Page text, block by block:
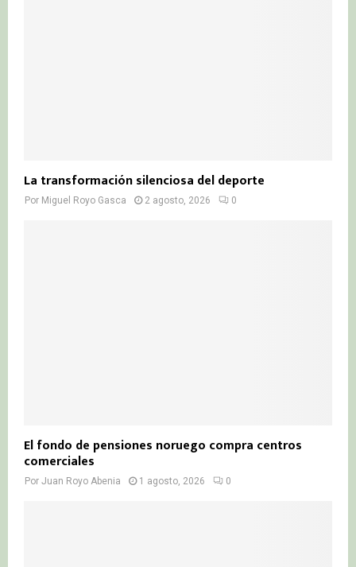
La transformación silenciosa del deporte
Por Miguel Royo Gasca 2 agosto, 2026 0
El fondo de pensiones noruego compra centros
comerciales
Por Juan Royo Abenia 1 agosto, 2026 0